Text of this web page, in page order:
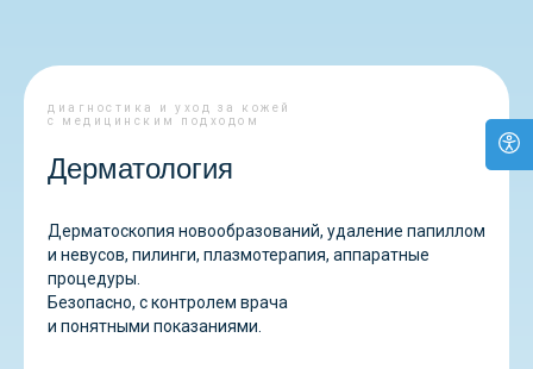
диагностика и уход за кожей
с медицинским подходом
Дерматология
Дерматоскопия новообразований, удаление папиллом
и невусов, пилинги, плазмотерапия, аппаратные
процедуры.
Безопасно, с контролем врача
и понятными показаниями.